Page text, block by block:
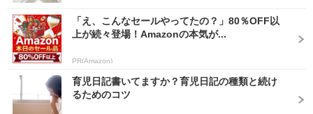
「え、こんなセールやってたの？」80％OFF以
上が続々登場！Amazonの本気が...
PR(Amazon)
育児日記書いてますか？育児日記の種類と続け
るためのコツ